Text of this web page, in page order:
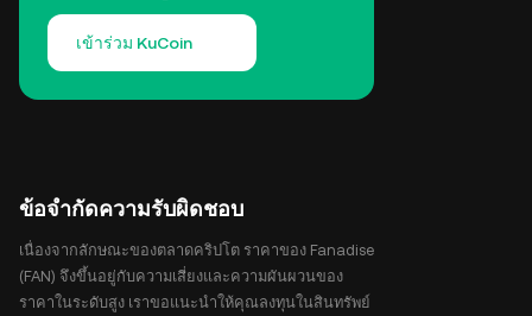
เข้าร่วม KuCoin
ข้อจำกัดความรับผิดชอบ
เนื่องจากลักษณะของตลาดคริปโต ราคาของ Fanadise
(FAN) จึงขึ้นอยู่กับความเสี่ยงและความผันผวนของ
ราคาในระดับสูง เราขอแนะนำให้คุณลงทุนในสินทรัพย์